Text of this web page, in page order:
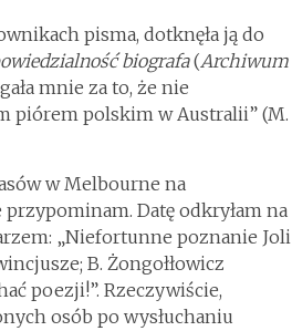
pisma, dotknęła ją do
biografa(Archiwum
mnie za to, że nie
piórem polskim w Australii” (M.
w Melbourne na
Datę odkryłam na
„Niefortunne poznanie Joli
B. Żongołłowicz
poezji!”. Rzeczywiście,
osób po wysłuchaniu